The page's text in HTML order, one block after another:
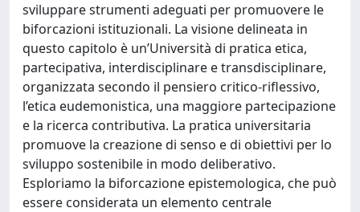
sviluppare strumenti adeguati per promuovere le
biforcazioni istituzionali. La visione delineata in
questo capitolo è un’Università di pratica etica,
partecipativa, interdisciplinare e transdisciplinare,
organizzata secondo il pensiero critico-riflessivo,
l’etica eudemonistica, una maggiore partecipazione
e la ricerca contributiva. La pratica universitaria
promuove la creazione di senso e di obiettivi per lo
sviluppo sostenibile in modo deliberativo.
Esploriamo la biforcazione epistemologica, che può
essere considerata un elemento centrale